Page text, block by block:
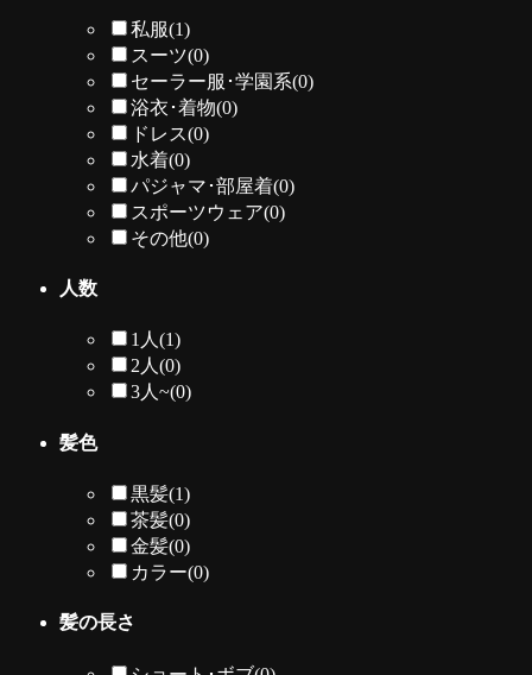
私服(1)
スーツ(0)
セーラー服･学園系(0)
浴衣･着物(0)
ドレス(0)
水着(0)
パジャマ･部屋着(0)
スポーツウェア(0)
その他(0)
人数
1人(1)
2人(0)
3人~(0)
髪色
黒髪(1)
茶髪(0)
金髪(0)
カラー(0)
髪の長さ